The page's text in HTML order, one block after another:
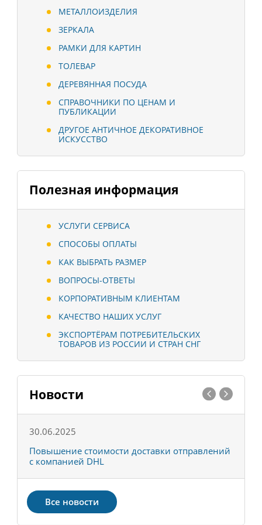
МЕТАЛЛОИЗДЕЛИЯ
ЗЕРКАЛА
РАМКИ ДЛЯ КАРТИН
ТОЛЕВАР
ДЕРЕВЯННАЯ ПОСУДА
СПРАВОЧНИКИ ПО ЦЕНАМ И
ПУБЛИКАЦИИ
ДРУГОЕ АНТИЧНОЕ ДЕКОРАТИВНОЕ
ИСКУССТВО
Полезная информация
УСЛУГИ СЕРВИСА
СПОСОБЫ ОПЛАТЫ
КАК ВЫБРАТЬ РАЗМЕР
ВОПРОСЫ-ОТВЕТЫ
КОРПОРАТИВНЫМ КЛИЕНТАМ
КАЧЕСТВО НАШИХ УСЛУГ
ЭКСПОРТЁРАМ ПОТРЕБИТЕЛЬСКИХ
ТОВАРОВ ИЗ РОССИИ И СТРАН СНГ
Новости
30.06.2025
Повышение стоимости доставки отправлений
с компанией DHL
Все новости